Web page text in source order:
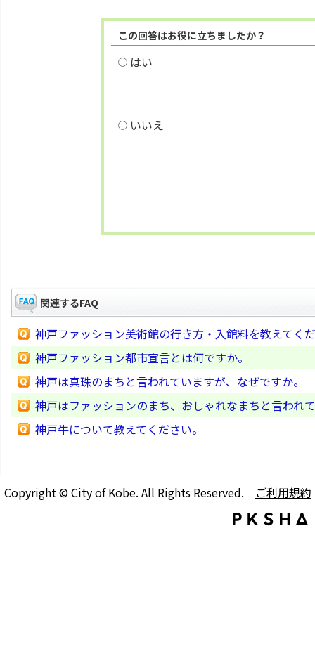
この回答はお役に立ちましたか？
はい
いいえ
関連するFAQ
神戸ファッション美術館の行き方・入館料を教えてく
神戸ファッション都市宣言とは何ですか。
神戸は真珠のまちと言われていますが、なぜですか。
神戸はファッションのまち、おしゃれなまちと言われ
神戸牛について教えてください。
Copyright © City of Kobe. All Rights Reserved. ご利用規約